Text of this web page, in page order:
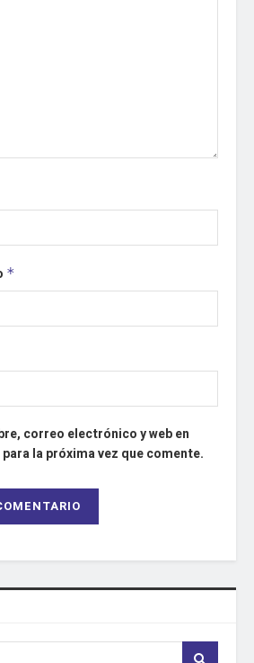
*
correo electrónico y web en
la próxima vez que comente.